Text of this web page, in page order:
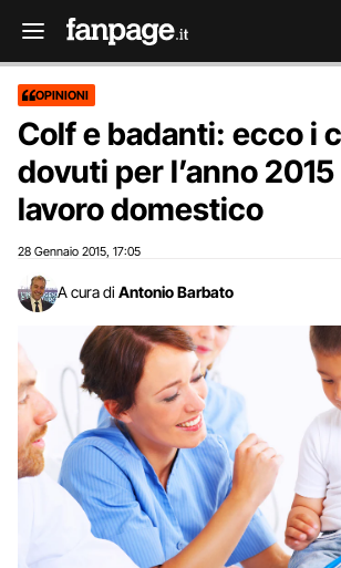
OPINIONI
Colf e badanti: ecco i
dovuti per l’anno
lavoro domestico
28 Gennaio 2015 17:05
A cura di Antonio Barbato